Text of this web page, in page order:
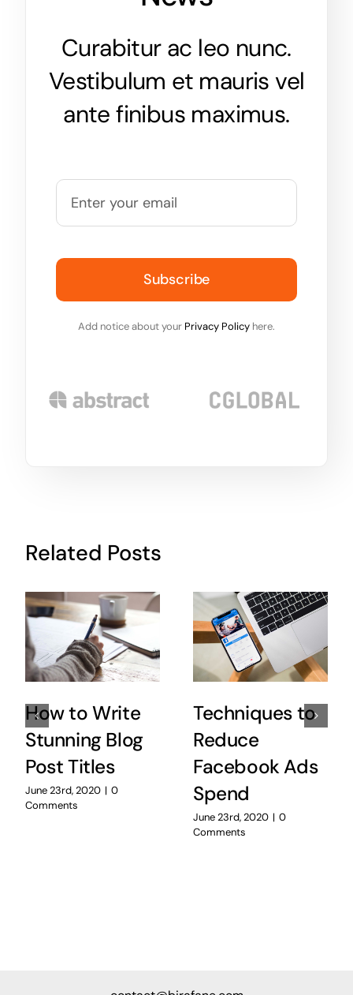
Curabitur ac leo nunc.
Vestibulum et mauris vel
ante finibus maximus.
Subscribe
Add notice about your Privacy Policy here.
Related Posts
How to Write
Stunning Blog
Post Titles
June 23rd, 2020 | 0
Comments
Techniques to
Reduce
Facebook Ads
Spend
June 23rd, 2020 | 0
Comments